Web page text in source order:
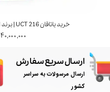
خرید یاتاقان UCT 216 | برند FYH ژاپن | استعلام قیمت
۴۰,۰۰۰,۰۰۰ تومان
ارسال سریع سفارش
ارسال مرسولات به سراسر
کشور